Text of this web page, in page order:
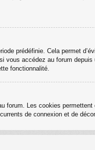
prédéfinie. Cela permet
accédez au forum
fonctionnalité.
Les cookies
de connexion et de